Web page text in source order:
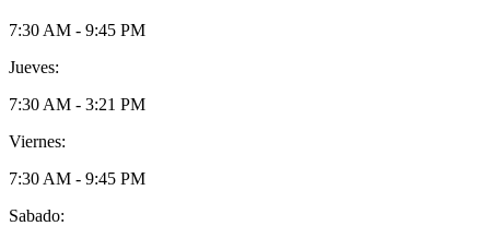
7:30 AM - 9:45 PM
Jueves:
7:30 AM - 3:21 PM
Viernes:
7:30 AM - 9:45 PM
Sabado: